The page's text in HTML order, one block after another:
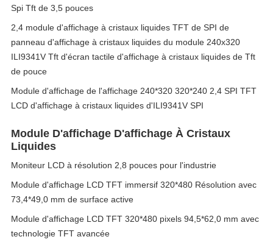
Spi Tft de 3,5 pouces
2,4 module d'affichage à cristaux liquides TFT de SPI de
panneau d'affichage à cristaux liquides du module 240x320
ILI9341V Tft d'écran tactile d'affichage à cristaux liquides de Tft
de pouce
Module d'affichage de l'affichage 240*320 320*240 2,4 SPI TFT
LCD d'affichage à cristaux liquides d'ILI9341V SPI
Module D'affichage D'affichage À Cristaux
Liquides
Moniteur LCD à résolution 2,8 pouces pour l'industrie
Module d'affichage LCD TFT immersif 320*480 Résolution avec
73,4*49,0 mm de surface active
Module d'affichage LCD TFT 320*480 pixels 94,5*62,0 mm avec
technologie TFT avancée